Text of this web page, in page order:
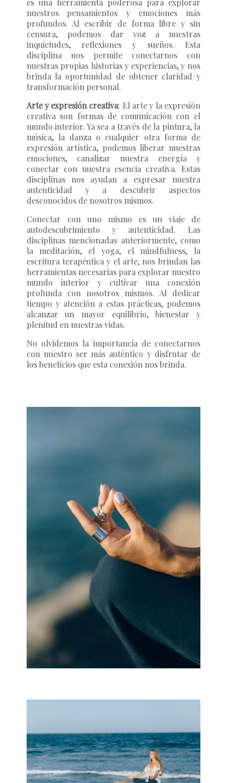
es una herramienta poderosa para explorar
nuestros pensamientos y emociones más
profundos. Al escribir de forma libre y sin
censura, podemos dar voz a nuestras
inquietudes, reflexiones y sueños. Esta
disciplina nos permite conectarnos con
nuestras propias historias y experiencias, y nos
brinda la oportunidad de obtener claridad y
transformación personal.
Arte y expresión creativa: El arte y la expresión
creativa son formas de comunicación con el
mundo interior. Ya sea a través de la pintura, la
música, la danza o cualquier otra forma de
expresión artística, podemos liberar nuestras
emociones, canalizar nuestra energía y
conectar con nuestra esencia creativa. Estas
disciplinas nos ayudan a expresar nuestra
autenticidad y a descubrir aspectos
desconocidos de nosotros mismos.
Conectar con uno mismo es un viaje de
autodescubrimiento y autenticidad. Las
disciplinas mencionadas anteriormente, como
la meditación, el yoga, el mindfulness, la
escritura terapéutica y el arte, nos brindan las
herramientas necesarias para explorar nuestro
mundo interior y cultivar una conexión
profunda con nosotros mismos. Al dedicar
tiempo y atención a estas prácticas, podemos
alcanzar un mayor equilibrio, bienestar y
plenitud en nuestras vidas.
No olvidemos la importancia de conectarnos
con nuestro ser más auténtico y disfrutar de
los beneficios que esta conexión nos brinda.